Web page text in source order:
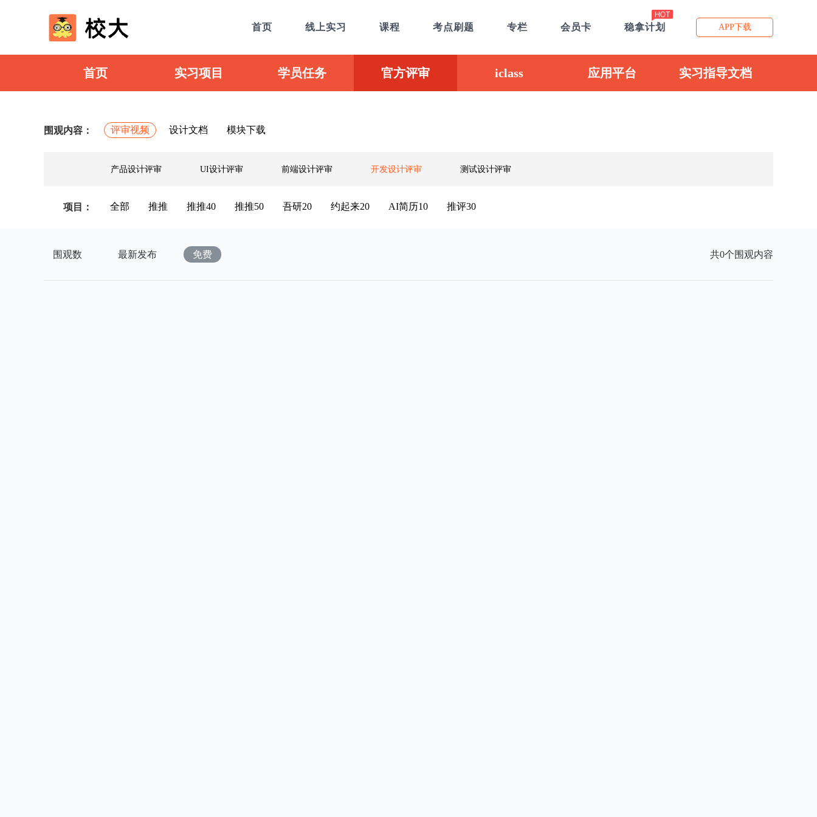
首页 线上实习 课程 考点刷题 专栏 会员卡 稳拿计划 APP下载
首页 实习项目 学员任务 官方评审 iclass 应用平台 实习指导文档
围观内容： 评审视频 设计文档 模块下载
产品设计评审 UI设计评审 前端设计评审 开发设计评审 测试设计评审
项目： 全部 推推 推推40 推推50 吾研20 约起来20 AI简历10 推评30
围观数 最新发布 免费 共0个围观内容